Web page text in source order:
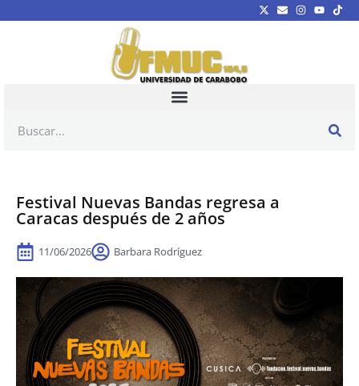
Festival Nuevas Bandas regresa a
Caracas después de 2 años
11/06/2026 Barbara Rodríguez